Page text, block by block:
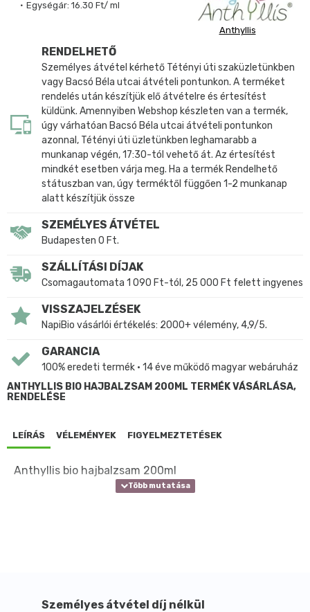
Egységár: 16.30 Ft/ ml
Anthyllis
RENDELHETŐ
Személyes átvétel kérhető Tétényi úti szaküzletünkben
vagy Bacsó Béla utcai átvételi pontunkon. A terméket
rendelés után készítjük elő átvételre és értesítést
küldünk. Amennyiben Webshop készleten van a termék,
úgy várhatóan Bacsó Béla utcai átvételi pontunkon
azonnal, Tétényi úti üzletünkben leghamarabb a
munkanap végén, 17:30-tól vehető át. Az értesítést
mindkét esetben várja meg. Ha a termék Rendelhető
státuszban van, úgy terméktől függően 1-2 munkanap
alatt készítjük össze
SZEMÉLYES ÁTVÉTEL
Budapesten 0 Ft.
SZÁLLÍTÁSI DÍJAK
Csomagautomata 1 090 Ft-tól, 25 000 Ft felett ingyenes
VISSZAJELZÉSEK
NapiBio vásárlói értékelés: 2000+ vélemény, 4,9/5.
GARANCIA
100% eredeti termék • 14 éve működő magyar webáruház
ANTHYLLIS BIO HAJBALZSAM 200ML TERMÉK VÁSÁRLÁSA,
RENDELÉSE
LEÍRÁS VÉLEMÉNYEK FIGYELMEZTETÉSEK
Anthyllis bio hajbalzsam 200ml
Személyes átvétel díj nélkül